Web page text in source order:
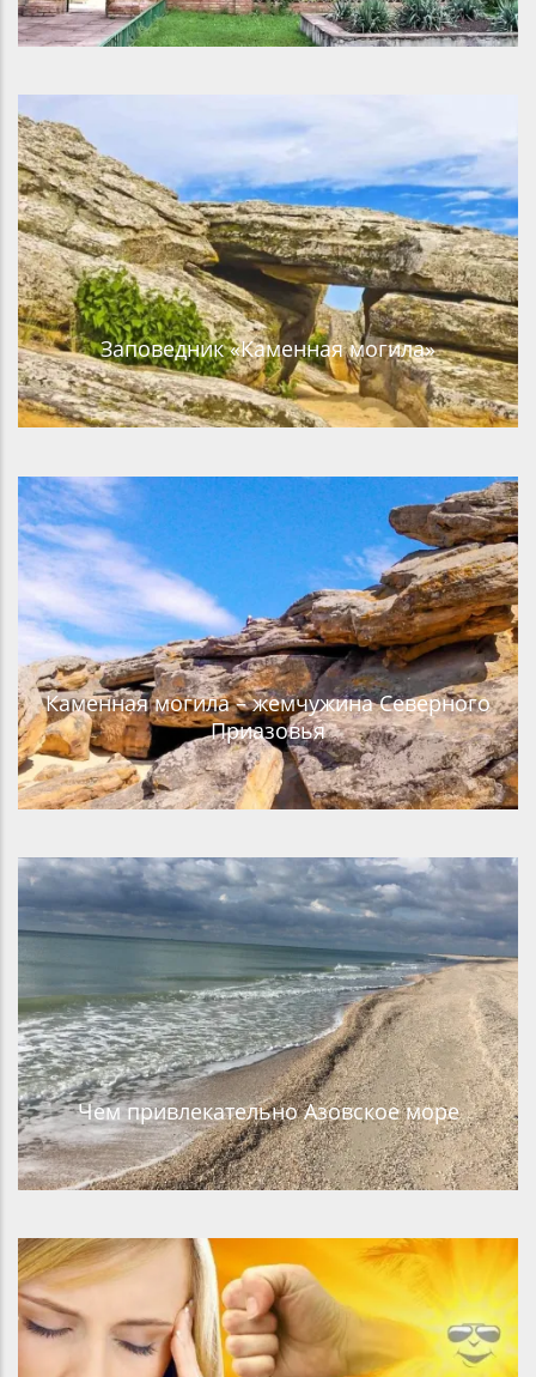
Заповедник «Каменная могила»
Каменная могила – жемчужина Северного
Приазовья
Чем привлекательно Азовское море